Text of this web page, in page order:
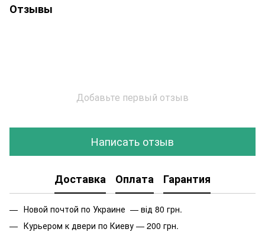
Отзывы
Добавьте первый отзыв
Написать отзыв
Доставка Оплата Гарантия
Новой почтой по Украине — від 80 грн.
Курьером к двери по Киеву — 200 грн.